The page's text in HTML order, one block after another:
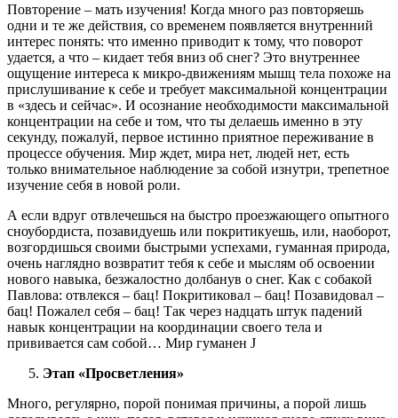
Повторение – мать изучения! Когда много раз повторяешь
одни и те же действия, со временем появляется внутренний
интерес понять: что именно приводит к тому, что поворот
удается, а что – кидает тебя вниз об снег? Это внутреннее
ощущение интереса к микро-движениям мышц тела похоже на
прислушивание к себе и требует максимальной концентрации
в «здесь и сейчас». И осознание необходимости максимальной
концентрации на себе и том, что ты делаешь именно в эту
секунду, пожалуй, первое истинно приятное переживание в
процессе обучения. Мир ждет, мира нет, людей нет, есть
только внимательное наблюдение за собой изнутри, трепетное
изучение себя в новой роли.
А если вдруг отвлечешься на быстро проезжающего опытного
сноубордиста, позавидуешь или покритикуешь, или, наоборот,
возгордишься своими быстрыми успехами, гуманная природа,
очень наглядно возвратит тебя к себе и мыслям об освоении
нового навыка, безжалостно долбанув о снег. Как с собакой
Павлова: отвлекся – бац! Покритиковал – бац! Позавидовал –
бац! Пожалел себя – бац! Так через надцать штук падений
навык концентрации на координации своего тела и
прививается сам собой… Мир гуманен J
Этап «Просветления»
Много, регулярно, порой понимая причины, а порой лишь